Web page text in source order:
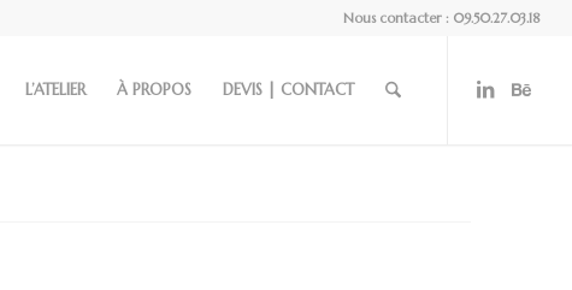
Nous contacter : 09.50.27.03.18
L’ATELIER À PROPOS DEVIS | CONTACT